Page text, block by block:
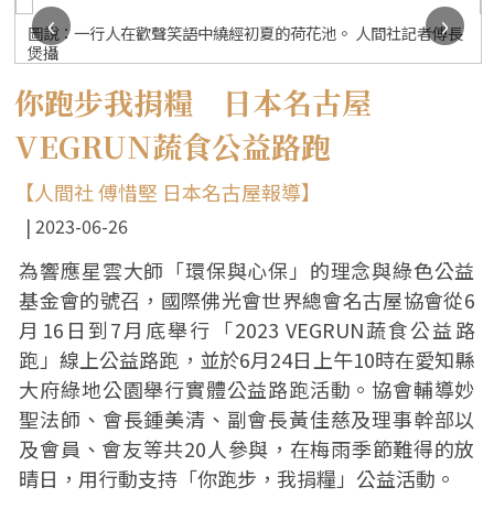
圖說：一行人在歡聲笑語中繞經初夏的荷花池。 人間社記者傅長
煲攝
‹
›
你跑步我捐糧 日本名古屋
VEGRUN蔬食公益路跑
【人間社 傅惜堅 日本名古屋報導】
2023-06-26
為響應星雲大師「環保與心保」的理念與綠色公益
基金會的號召，國際佛光會世界總會名古屋協會從6
月16日到7月底舉行「2023 VEGRUN蔬食公益路
跑」線上公益路跑，並於6月24日上午10時在愛知縣
大府綠地公園舉行實體公益路跑活動。協會輔導妙
聖法師、會長鍾美清、副會長黃佳慈及理事幹部以
及會員、會友等共20人參與，在梅雨季節難得的放
晴日，用行動支持「你跑步，我捐糧」公益活動。